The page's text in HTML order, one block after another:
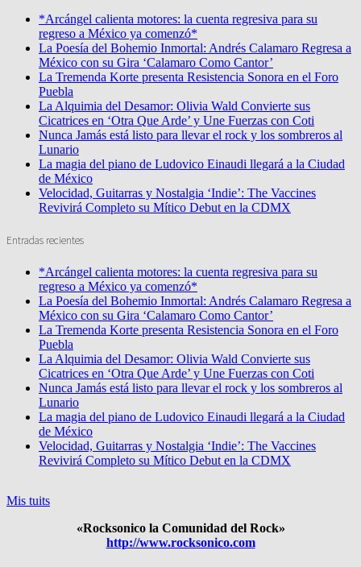
*Arcángel calienta motores: la cuenta regresiva para su
regreso a México ya comenzó*
La Poesía del Bohemio Inmortal: Andrés Calamaro Regresa a
México con su Gira ‘Calamaro Como Cantor’
La Tremenda Korte presenta Resistencia Sonora en el Foro
Puebla
La Alquimia del Desamor: Olivia Wald Convierte sus
Cicatrices en ‘Otra Que Arde’ y Une Fuerzas con Coti
Nunca Jamás está listo para llevar el rock y los sombreros al
Lunario
La magia del piano de Ludovico Einaudi llegará a la Ciudad
de México
Velocidad, Guitarras y Nostalgia ‘Indie’: The Vaccines
Revivirá Completo su Mítico Debut en la CDMX
Entradas recientes
*Arcángel calienta motores: la cuenta regresiva para su
regreso a México ya comenzó*
La Poesía del Bohemio Inmortal: Andrés Calamaro Regresa a
México con su Gira ‘Calamaro Como Cantor’
La Tremenda Korte presenta Resistencia Sonora en el Foro
Puebla
La Alquimia del Desamor: Olivia Wald Convierte sus
Cicatrices en ‘Otra Que Arde’ y Une Fuerzas con Coti
Nunca Jamás está listo para llevar el rock y los sombreros al
Lunario
La magia del piano de Ludovico Einaudi llegará a la Ciudad
de México
Velocidad, Guitarras y Nostalgia ‘Indie’: The Vaccines
Revivirá Completo su Mítico Debut en la CDMX
Mis tuits
«Rocksonico la Comunidad del Rock»
http://www.rocksonico.com